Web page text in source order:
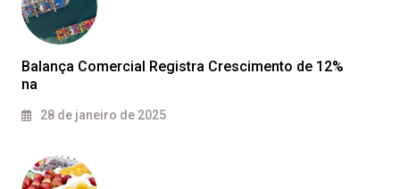
Balança Comercial Registra Crescimento de 12%
na
28 de janeiro de 2025